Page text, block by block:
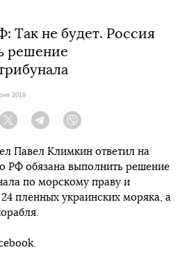
Так не будет. Россия
решение
2019
Twitter Telegram
Павел Климкин ответил на
РФ обязана выполнить решение
по морскому праву и
пленных украинских моряка, а